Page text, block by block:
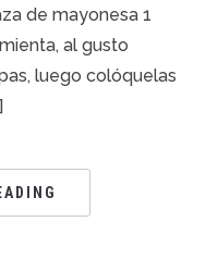
de mayonesa 1
al gusto
luego colóquelas